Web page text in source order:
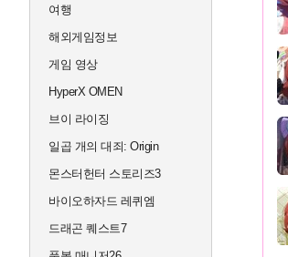
여행
해외게임정보
게임 영상
HyperX OMEN
브이 라이징
일곱 개의 대죄: Origin
몬스터헌터 스토리즈3
바이오하자드 레퀴엠
드래곤 퀘스트7